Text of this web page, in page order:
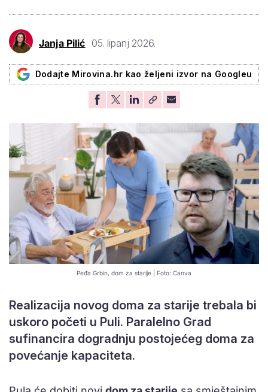
Janja Pilić 05. lipanj 2026.
Dodajte Mirovina.hr kao željeni izvor na Googleu
Peđa Grbin, dom za starije | Foto: Canva
Realizacija novog doma za starije trebala bi
uskoro početi u Puli. Paralelno Grad
sufinancira dogradnju postojećeg doma za
povećanje kapaciteta.